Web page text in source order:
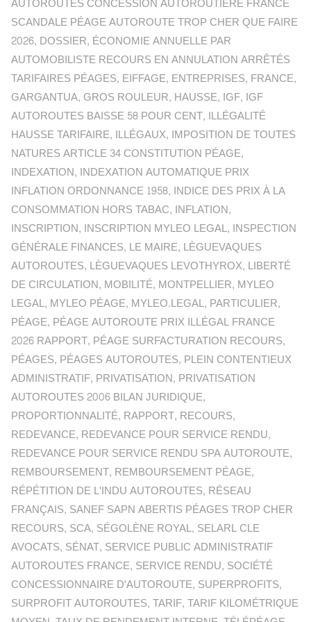
AUTOROUTES CONCESSION AUTOROUTIÈRE FRANCE
SCANDALE PÉAGE AUTOROUTE TROP CHER QUE FAIRE
2026, DOSSIER, ÉCONOMIE ANNUELLE PAR
AUTOMOBILISTE RECOURS EN ANNULATION ARRÊTÉS
TARIFAIRES PÉAGES, EIFFAGE, ENTREPRISES, FRANCE,
GARGANTUA, GROS ROULEUR, HAUSSE, IGF, IGF
AUTOROUTES BAISSE 58 POUR CENT, ILLÉGALITÉ
HAUSSE TARIFAIRE, ILLÉGAUX, IMPOSITION DE TOUTES
NATURES ARTICLE 34 CONSTITUTION PÉAGE,
INDEXATION, INDEXATION AUTOMATIQUE PRIX
INFLATION ORDONNANCE 1958, INDICE DES PRIX À LA
CONSOMMATION HORS TABAC, INFLATION,
INSCRIPTION, INSCRIPTION MYLEO LEGAL, INSPECTION
GÉNÉRALE FINANCES, LE MAIRE, LÈGUEVAQUES
AUTOROUTES, LÈGUEVAQUES LEVOTHYROX, LIBERTÉ
DE CIRCULATION, MOBILITÉ, MONTPELLIER, MYLEO
LEGAL, MYLEO PÉAGE, MYLEO.LEGAL, PARTICULIER,
PÉAGE, PÉAGE AUTOROUTE PRIX ILLÉGAL FRANCE
2026 RAPPORT, PÉAGE SURFACTURATION RECOURS,
PÉAGES, PÉAGES AUTOROUTES, PLEIN CONTENTIEUX
ADMINISTRATIF, PRIVATISATION, PRIVATISATION
AUTOROUTES 2006 BILAN JURIDIQUE,
PROPORTIONNALITÉ, RAPPORT, RECOURS,
REDEVANCE, REDEVANCE POUR SERVICE RENDU,
REDEVANCE POUR SERVICE RENDU SPA AUTOROUTE,
REMBOURSEMENT, REMBOURSEMENT PÉAGE,
RÉPÉTITION DE L'INDU AUTOROUTES, RÉSEAU
FRANÇAIS, SANEF SAPN ABERTIS PÉAGES TROP CHER
RECOURS, SCA, SÉGOLÈNE ROYAL, SELARL CLE
AVOCATS, SÉNAT, SERVICE PUBLIC ADMINISTRATIF
AUTOROUTES FRANCE, SERVICE RENDU, SOCIÉTÉ
CONCESSIONNAIRE D'AUTOROUTE, SUPERPROFITS,
SURPROFIT AUTOROUTES,TARIF,TARIF KILOMÉTRIQUE